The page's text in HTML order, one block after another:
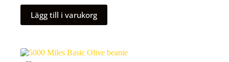
Lägg till i varukorg